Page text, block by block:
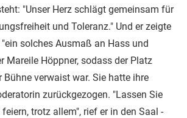
"Unser Herz schlägt gemeinsam für
und Toleranz." Und er zeigte
solches Ausmaß an Hass und
Mareile Höppner, sodass der Platz
Bühne verwaist war. Sie hatte ihre
zurückgezogen. "Lassen Sie
trotz allem", rief er in den Saal -